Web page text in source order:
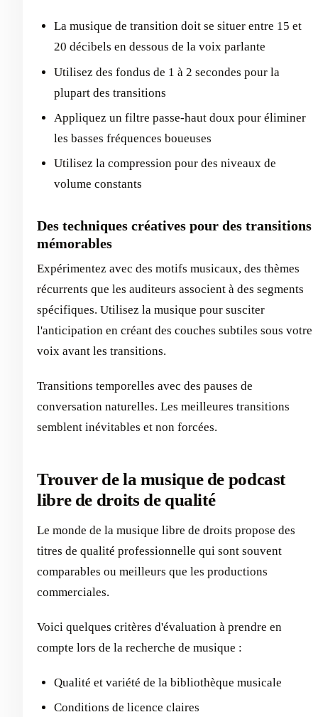
La musique de transition doit se situer entre 15 et
20 décibels en dessous de la voix parlante
Utilisez des fondus de 1 à 2 secondes pour la
plupart des transitions
Appliquez un filtre passe-haut doux pour éliminer
les basses fréquences boueuses
Utilisez la compression pour des niveaux de
volume constants
Des techniques créatives pour des transitions
mémorables
Expérimentez avec des motifs musicaux, des thèmes
récurrents que les auditeurs associent à des segments
spécifiques. Utilisez la musique pour susciter
l'anticipation en créant des couches subtiles sous votre
voix avant les transitions.
Transitions temporelles avec des pauses de
conversation naturelles. Les meilleures transitions
semblent inévitables et non forcées.
Trouver de la musique de podcast
libre de droits de qualité
Le monde de la musique libre de droits propose des
titres de qualité professionnelle qui sont souvent
comparables ou meilleurs que les productions
commerciales.
Voici quelques critères d'évaluation à prendre en
compte lors de la recherche de musique :
Qualité et variété de la bibliothèque musicale
Conditions de licence claires